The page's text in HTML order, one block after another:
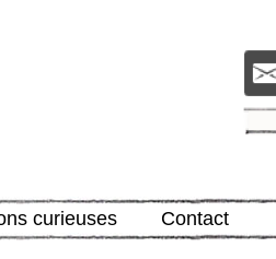
curieuses Contact